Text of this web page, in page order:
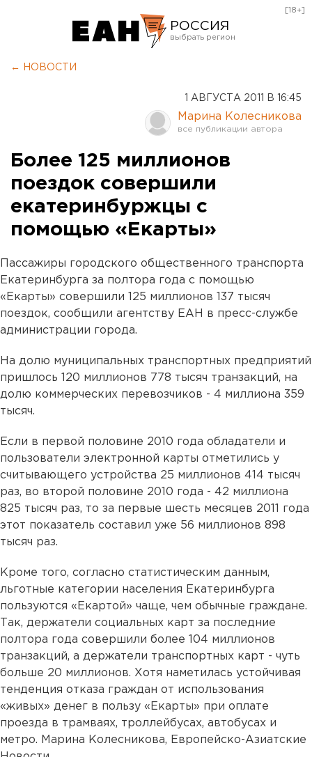
РОССИЯ
Оренбург
[18+]
← НОВОСТИ
1 АВГУСТА 2011 В 16:45
Марина Колесникова
Более 125 миллионов
поездок совершили
екатеринбуржцы с
помощью «Екарты»
Пассажиры городского общественного транспорта
Екатеринбурга за полтора года с помощью
«Екарты» совершили 125 миллионов 137 тысяч
поездок, сообщили агентству ЕАН в пресс-службе
администрации города.
На долю муниципальных транспортных предприятий
пришлось 120 миллионов 778 тысяч транзакций, на
долю коммерческих перевозчиков - 4 миллиона 359
тысяч.
Если в первой половине 2010 года обладатели и
пользователи электронной карты отметились у
считывающего устройства 25 миллионов 414 тысяч
раз, во второй половине 2010 года - 42 миллиона
825 тысяч раз, то за первые шесть месяцев 2011 года
этот показатель составил уже 56 миллионов 898
тысяч раз.
Кроме того, согласно статистическим данным,
льготные категории населения Екатеринбурга
пользуются «Екартой» чаще, чем обычные граждане.
Так, держатели социальных карт за последние
полтора года совершили более 104 миллионов
транзакций, а держатели транспортных карт - чуть
больше 20 миллионов. Хотя наметилась устойчивая
тенденция отказа граждан от использования
«живых» денег в пользу «Екарты» при оплате
проезда в трамваях, троллейбусах, автобусах и
метро. Марина Колесникова, Европейско-Азиатские